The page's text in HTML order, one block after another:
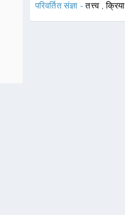
परिवर्तित संज्ञा -तत्त्व ,क्रिया